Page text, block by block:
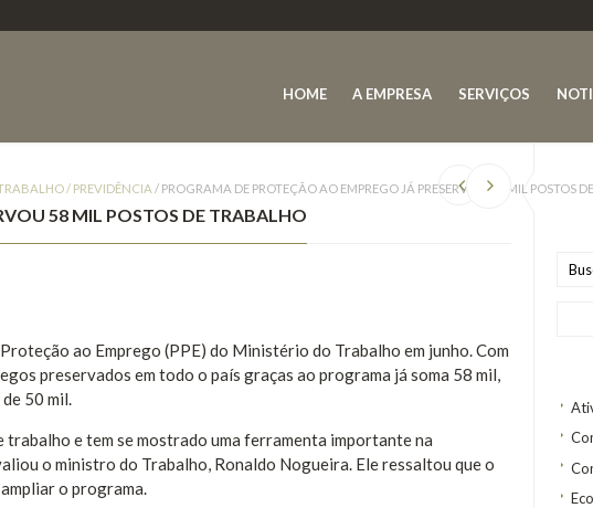
HOME A EMPRESA SERVIÇOS
/ PREVIDÊNCIA / PROGRAMA DE PROTEÇÃO AO EMPREGO JÁ PRESERVOU 58 MIL POSTOS
58 MIL POSTOS DE TRABALHO
ao Emprego (PPE) do Ministério do Trabalho em junho. Com
preservados em todo o país graças ao programa já soma 58 mil,
50 mil.
e tem se mostrado uma ferramenta importante na
o ministro do Trabalho, Ronaldo Nogueira. Ele ressaltou que o
o programa.